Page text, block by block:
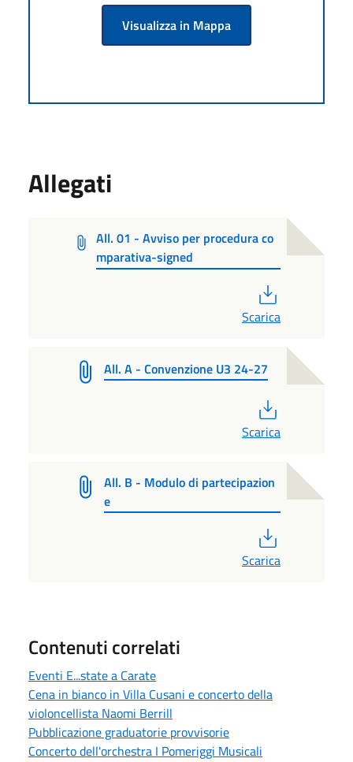
Visualizza in Mappa
Allegati
All. 01 - Avviso per procedura co
mparativa-signed
Scarica
All. A - Convenzione U3 24-27
Scarica
All. B - Modulo di partecipazion
e
Scarica
Contenuti correlati
Eventi E...state a Carate
Cena in bianco in Villa Cusani e concerto della
violoncellista Naomi Berrill
Pubblicazione graduatorie provvisorie
Concerto dell'orchestra I Pomeriggi Musicali